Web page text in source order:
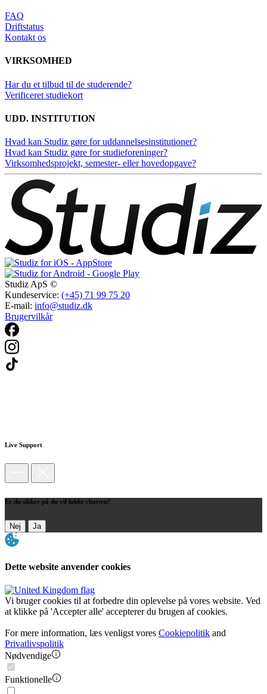
FAQ
Driftstatus
Kontakt os
VIRKSOMHED
Har du et tilbud til de studerende?
Verificeret studiekort
UDD. INSTITUTION
Hvad kan Studiz gøre for uddannelsesinstitutioner?
Hvad kan Studiz gøre for studieforeninger?
Virksomhedsprojekt, semester- eller hovedopgave?
Studiz ApS ©
Kundeservice: (+45) 71 99 75 20
E-mail: info@studiz.dk
Brugervilkår
Live Support
Er du sikker på du vil lukke chatten?
Nej Ja
Dette website anvender cookies
Vi bruger cookies til at forbedre din oplevelse på vores website. Ved
at klikke på 'Accepter alle' accepterer du brugen af cookies.
For mere information, læs venligst vores Cookiepolitik and
Privatlivspolitik
Nødvendige
Funktionelle